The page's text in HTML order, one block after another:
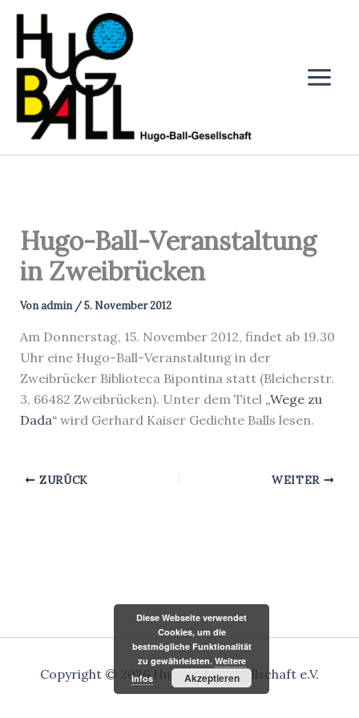
Zum
Inhalt
Hugo-Ball-Veranstaltung
in Zweibrücken
Vonadmin /5. November 2012
Am Donnerstag, 15. November 2012, findet ab 19.30
Uhr eine Hugo-Ball-Veranstaltung in der
Zweibrücker Biblioteca Bipontina statt (Bleicherstr.
3, 66482 Zweibrücken). Unter dem Titel „Wege zu
Dada“wird Gerhard Kaiser Gedichte Balls lesen.
ZURÜCK WEITER
Copyright © 2026 Hugo-Ball-Gesellschaft e.V.
Diese Webseite verwendet
Cookies, um die
bestmögliche Funktionalität
zu gewährleisten. Weitere
Infos
Akzeptieren